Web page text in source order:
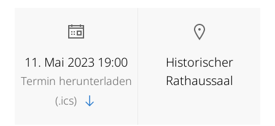
11. Mai 2023 19:00
Termin herunterladen
(.ics)
Historischer
Rathaussaal